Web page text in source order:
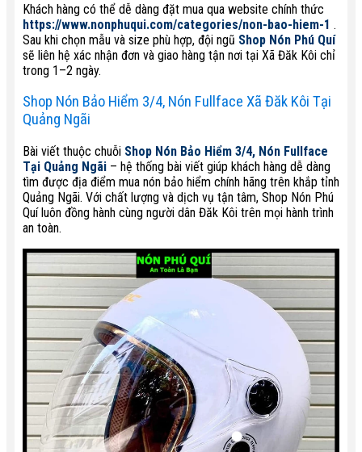
Khách hàng có thể dễ dàng đặt mua qua website chính thức
https://www.nonphuqui.com/categories/non-bao-hiem-1 .
Sau khi chọn mẫu và size phù hợp, đội ngũ Shop Nón Phú Quí
sẽ liên hệ xác nhận đơn và giao hàng tận nơi tại Xã Đăk Kôi chỉ
trong 1–2 ngày.
Shop Nón Bảo Hiểm 3/4, Nón Fullface Xã Đăk Kôi Tại
Quảng Ngãi
Bài viết thuộc chuỗi Shop Nón Bảo Hiểm 3/4, Nón Fullface
Tại Quảng Ngãi – hệ thống bài viết giúp khách hàng dễ dàng
tìm được địa điểm mua nón bảo hiểm chính hãng trên khắp tỉnh
Quảng Ngãi. Với chất lượng và dịch vụ tận tâm, Shop Nón Phú
Quí luôn đồng hành cùng người dân Đăk Kôi trên mọi hành trình
an toàn.